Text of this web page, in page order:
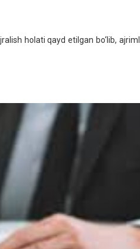
holati qayd etilgan bo‘lib,